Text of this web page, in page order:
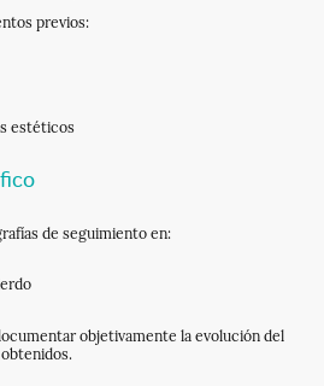
previos:
estéticos
de seguimiento en:
objetivamente la evolución del